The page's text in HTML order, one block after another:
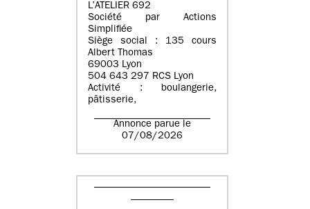
L’ATELIER 692
Société par Actions
Simplifiée
Siège social : 135 cours
Albert Thomas
69003 Lyon
504 643 297 RCS Lyon
Activité : boulangerie,
pâtisserie,
Annonce parue le
07/08/2026